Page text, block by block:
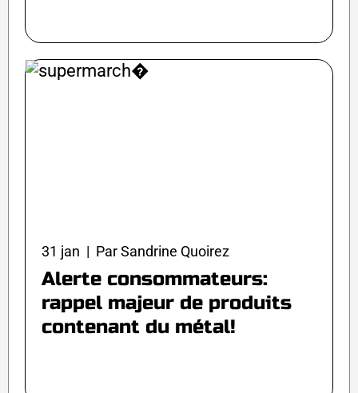
31 jan | Par Sandrine Quoirez
Alerte consommateurs:
rappel majeur de produits
contenant du métal!